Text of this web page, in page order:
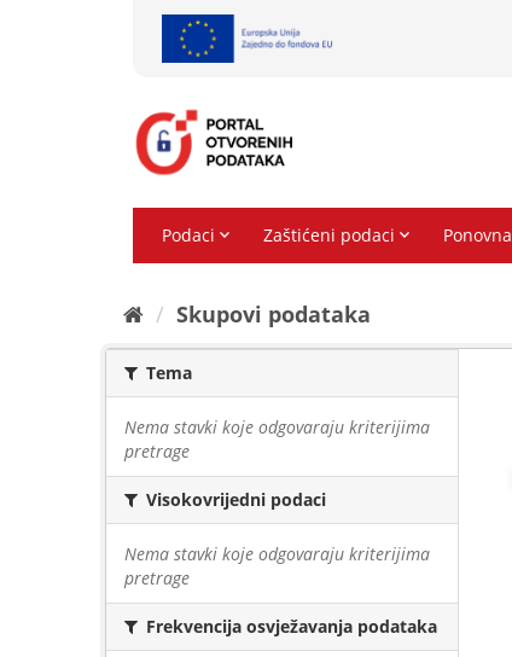
Skupovi podаtаkа
Tema
Nema stavki koje odgovaraju kriterijima
pretrage
Visokovrijedni podaci
Nema stavki koje odgovaraju kriterijima
pretrage
Frekvencija osvježavanja podataka